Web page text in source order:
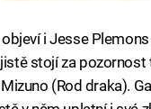
i Jesse
stojí za pozornost
(Rod draka).